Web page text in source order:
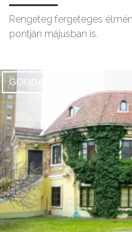
Rengeteg fergeteges
pontján májusban is.
GOODAPEST